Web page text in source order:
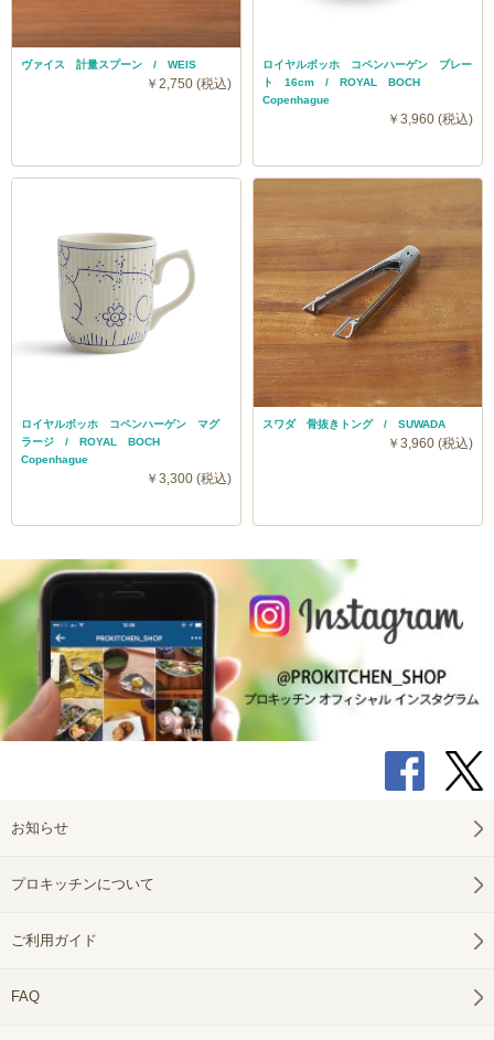
ヴァイス 計量スプーン / WEIS
￥2,750 (税込)
ロイヤルボッホ コペンハーゲン プレー
ト 16cm / ROYAL BOCH
Copenhague
￥3,960 (税込)
ロイヤルボッホ コペンハーゲン マグ
ラージ / ROYAL BOCH
Copenhague
￥3,300 (税込)
スワダ 骨抜きトング / SUWADA
￥3,960 (税込)
お知らせ
プロキッチンについて
ご利用ガイド
FAQ